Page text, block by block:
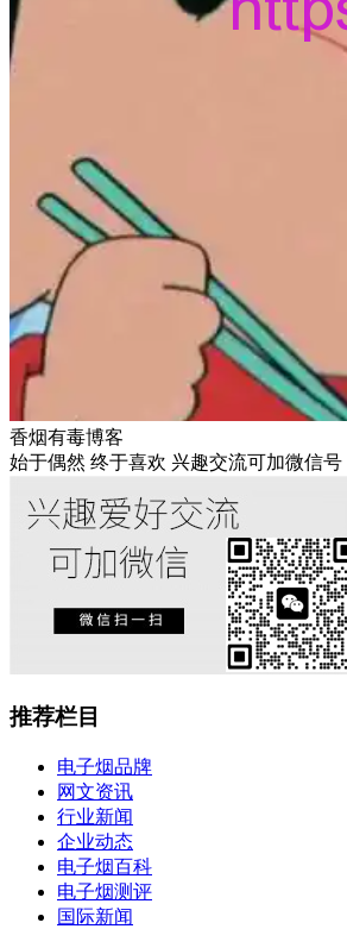
香烟有毒博客
始于偶然 终于喜欢 兴趣交流可加微信号
推荐栏目
电子烟品牌
网文资讯
行业新闻
企业动态
电子烟百科
电子烟测评
国际新闻